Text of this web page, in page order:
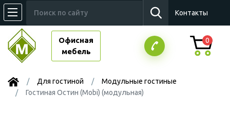
Контакты
Офисная
мебель
0
Для гостиной
Модульные гостиные
Гостиная Остин (Mobi) (модульная)